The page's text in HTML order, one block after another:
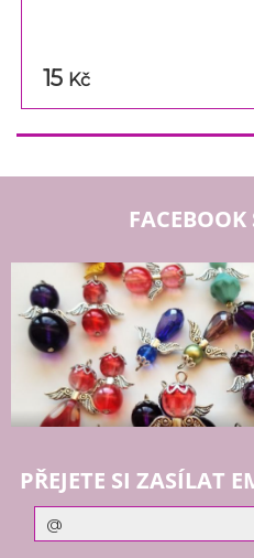
15 Kč
PŘEJETE SI ZASÍLAT